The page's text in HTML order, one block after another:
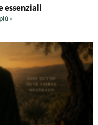
essenziali
»